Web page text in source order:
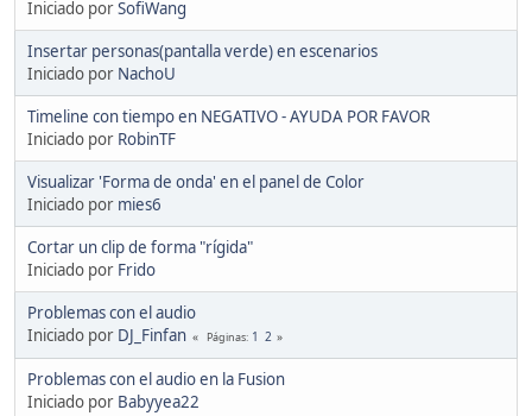
Iniciado porSofiWang
Insertar personas(pantalla verde) en escenarios
Iniciado por NachoU
Timeline con tiempo en NEGATIVO - AYUDA POR FAVOR
Iniciado por RobinTF
Visualizar 'Forma de onda' en el panel de Color
Iniciado por mies6
Cortar un clip de forma "rígida"
Iniciado por Frido
Problemas con el audio
Iniciado por DJ_Finfan Páginas 1 2
Problemas con el audio en la Fusion
Iniciado por Babyyea22